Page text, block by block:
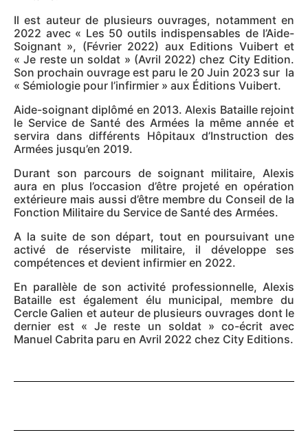
Il est auteur de plusieurs ouvrages, notamment en
2022 avec « Les 50 outils indispensables de l’Aide-
Soignant », (Février 2022) aux Editions Vuibert et
« Je reste un soldat » (Avril 2022) chez City Edition.
Son prochain ouvrage est paru le 20 Juin 2023 sur la
« Sémiologie pour l’infirmier » aux Éditions Vuibert.
Aide-soignant diplômé en 2013. Alexis Bataille rejoint
le Service de Santé des Armées la même année et
servira dans différents Hôpitaux d’Instruction des
Armées jusqu’en 2019.
Durant son parcours de soignant militaire, Alexis
aura en plus l’occasion d’être projeté en opération
extérieure mais aussi d’être membre du Conseil de la
Fonction Militaire du Service de Santé des Armées.
A la suite de son départ, tout en poursuivant une
activé de réserviste militaire, il développe ses
compétences et devient infirmier en 2022.
En parallèle de son activité professionnelle, Alexis
Bataille est également élu municipal, membre du
Cercle Galien et auteur de plusieurs ouvrages dont le
dernier est « Je reste un soldat » co-écrit avec
Manuel Cabrita paru en Avril 2022 chez City Editions.